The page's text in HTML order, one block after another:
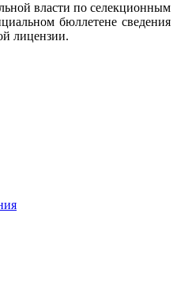
власти по селекционным
бюллетене сведения
лицензии.